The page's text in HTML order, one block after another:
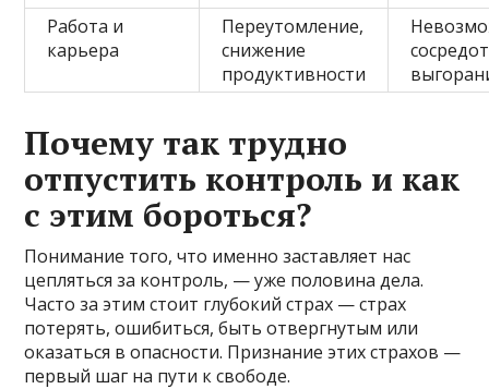
Работа и
карьера
Переутомление,
снижение
продуктивности
Почему так трудно
отпустить контроль и как
с этим бороться?
Понимание того, что именно заставляет нас
цепляться за контроль, — уже половина дела.
Часто за этим стоит глубокий страх — страх
потерять, ошибиться, быть отвергнутым или
оказаться в опасности. Признание этих страхов —
первый шаг на пути к свободе.